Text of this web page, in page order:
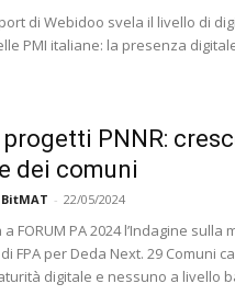
di Webidoo svela il livello di
PMI italiane: la presenza
PNNR:
dei comuni
- 22/05/2024
FORUM PA 2024 l’Indagine
FPA per Deda Next. 29 Comuni
digitale e nessuno a livello